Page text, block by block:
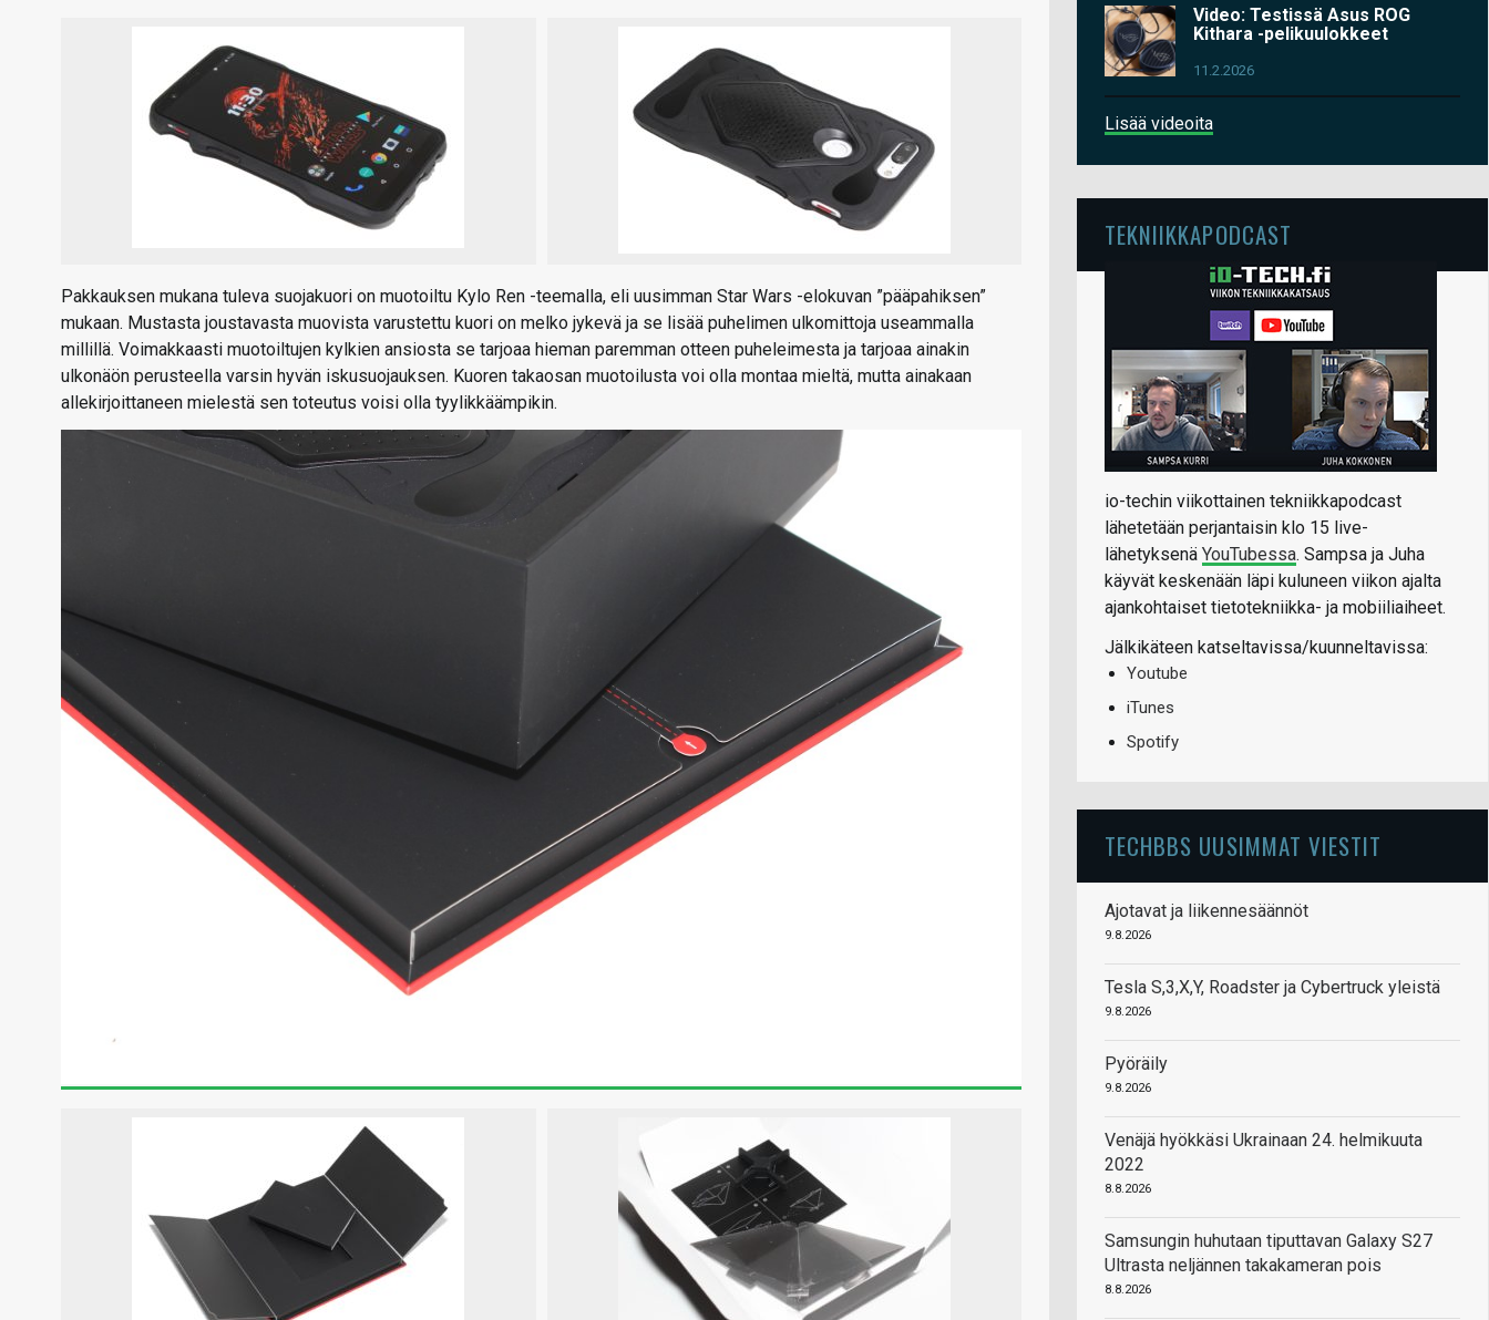
Pakkauksen mukana tuleva suojakuori on muotoiltu Kylo Ren -teemalla, eli uusimman Star Wars -elokuvan ”pääpahiksen”
mukaan. Mustasta joustavasta muovista varustettu kuori on melko jykevä ja se lisää puhelimen ulkomittoja useammalla
millillä. Voimakkaasti muotoiltujen kylkien ansiosta se tarjoaa hieman paremman otteen puheleimesta ja tarjoaa ainakin
ulkonäön perusteella varsin hyvän iskusuojauksen. Kuoren takaosan muotoilusta voi olla montaa mieltä, mutta ainakaan
allekirjoittaneen mielestä sen toteutus voisi olla tyylikkäämpikin.
Video: Testissä Asus ROG
Kithara -pelikuulokkeet
11.2.2026
Lisää videoita
TEKNIIKKAPODCAST
io-techin viikottainen tekniikkapodcast
lähetetään perjantaisin klo 15 live-
lähetyksenä YouTubessa. Sampsa ja Juha
käyvät keskenään läpi kuluneen viikon ajalta
ajankohtaiset tietotekniikka- ja mobiiliaiheet.
Jälkikäteen katseltavissa/kuunneltavissa:
Youtube
iTunes
Spotify
TECHBBS UUSIMMAT VIESTIT
Ajotavat ja liikennesäännöt
9.8.2026
Tesla S,3,X,Y, Roadster ja Cybertruck yleistä
9.8.2026
Pyöräily
9.8.2026
Venäjä hyökkäsi Ukrainaan 24. helmikuuta
2022
8.8.2026
Samsungin huhutaan tiputtavan Galaxy S27
Ultrasta neljännen takakameran pois
8.8.2026